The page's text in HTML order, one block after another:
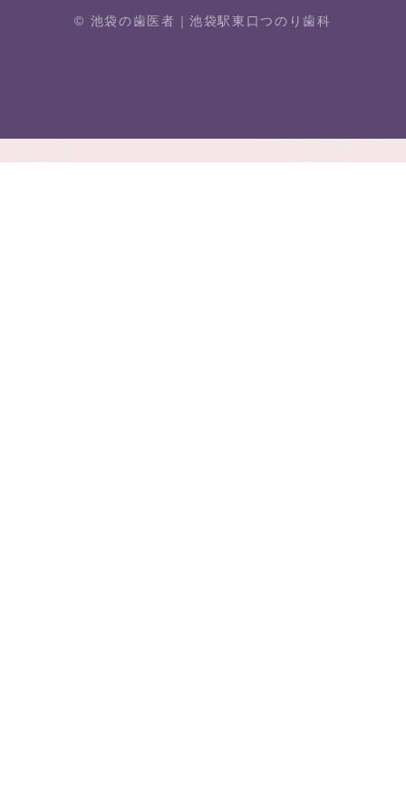
© 池袋の歯医者｜池袋駅東⼝つのり⻭科